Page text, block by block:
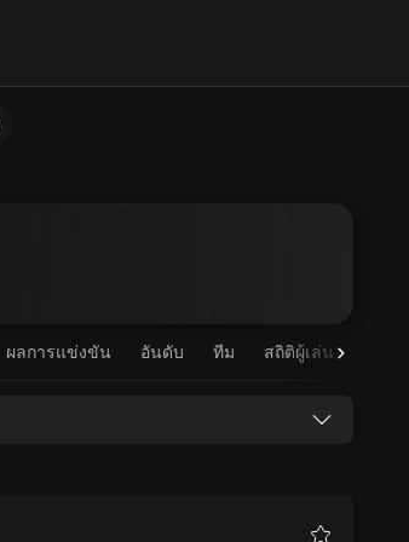
ผลการแข่งขัน อันดับ ทีม สถิติผู้เล่น